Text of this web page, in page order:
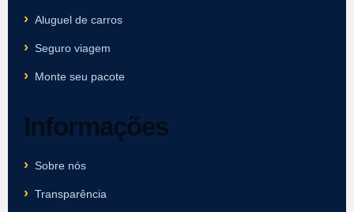
Aluguel de carros
Seguro viagem
Monte seu pacote
Informações
Sobre nós
Transparência